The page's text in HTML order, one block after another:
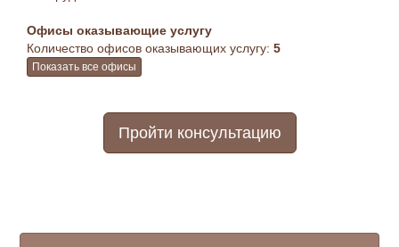
Офисы оказывающие услугу
Количество офисов оказывающих услугу: 5
Показать все офисы
Пройти консультацию